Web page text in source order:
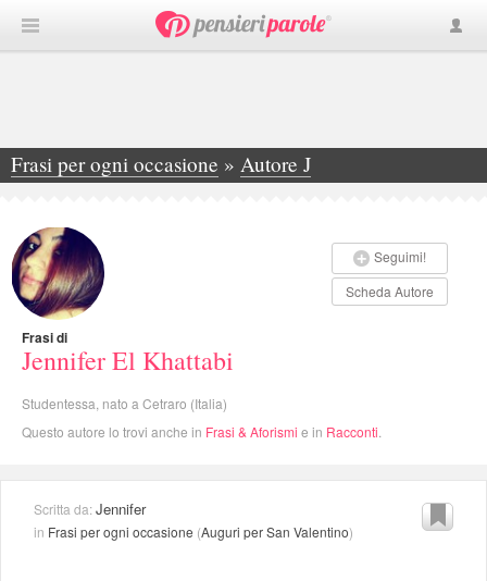
Frasi per ogni occasione » Autore J
»Jennifer El Khattabi
Seguimi!
Scheda Autore
Frasi di
Jennifer El Khattabi
Studentessa, nato a Cetraro (Italia)
Questo autore lo trovi anche in Frasi & Aforismi e in Racconti
Scritta da:Jennifer
in Frasi per ogni occasione (Auguri per San Valentino)